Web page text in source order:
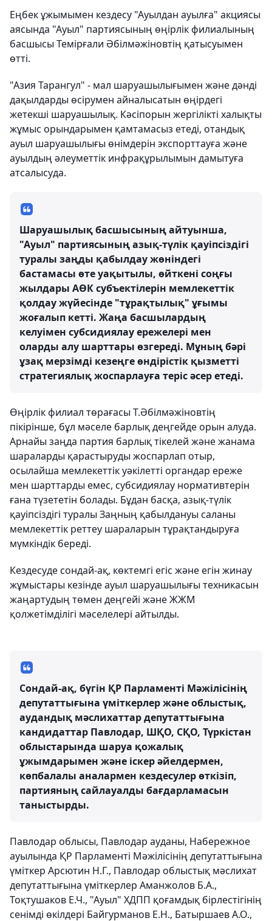
Еңбек ұжымымен кездесу "Ауылдан ауылға" акциясы
аясында "Ауыл" партиясының өңірлік филиалының
басшысы Темірғали Әбілмәжіновтің қатысуымен
өтті.
"Азия Тарангул" - мал шаруашылығымен және дәнді
дақылдарды өсірумен айналысатын өңірдегі
жетекші шаруашылық. Кәсіпорын жергілікті халықты
жұмыс орындарымен қамтамасыз етеді, отандық
ауыл шаруашылығы өнімдерін экспорттауға және
ауылдың әлеуметтік инфрақұрылымын дамытуға
атсалысуда.
Шаруашылық басшысының айтуынша,
"Ауыл" партиясының азық-түлік қауіпсіздігі
туралы заңды қабылдау жөніндегі
бастамасы өте уақытылы, өйткені соңғы
жылдары АӨК субъектілерін мемлекеттік
қолдау жүйесінде "тұрақтылық" ұғымы
жоғалып кетті. Жаңа басшылардың
келуімен субсидиялау ережелері мен
оларды алу шарттары өзгереді. Мұның бәрі
ұзақ мерзімді кезеңге өндірістік қызметті
стратегиялық жоспарлауға теріс әсер етеді.
Өңірлік филиал төрағасы Т.Әбілмәжіновтің
пікірінше, бұл мәселе барлық деңгейде орын алуда.
Арнайы заңда партия барлық тікелей және жанама
шараларды қарастыруды жоспарлап отыр,
осылайша мемлекеттік уәкілетті органдар ереже
мен шарттарды емес, субсидиялау нормативтерін
ғана түзететін болады. Бұдан басқа, азық-түлік
қауіпсіздігі туралы Заңның қабылдануы саланы
мемлекеттік реттеу шараларын тұрақтандыруға
мүмкіндік береді.
Кездесуде сондай-ақ, көктемгі егіс және егін жинау
жұмыстары кезінде ауыл шаруашылығы техникасын
жаңартудың төмен деңгейі және ЖЖМ
қолжетімділігі мәселелері айтылды.
Сондай-ақ, бүгін ҚР Парламенті Мәжілісінің
депутаттығына үміткерлер және облыстық,
аудандық мәслихаттар депутаттығына
кандидаттар Павлодар, ШҚО, СҚО, Түркістан
облыстарында шаруа қожалық
ұжымдарымен және іскер әйелдермен,
көпбалалы аналармен кездесулер өткізіп,
партияның сайлауалды бағдарламасын
таныстырды.
Павлодар облысы, Павлодар ауданы, Набережное
ауылында ҚР Парламенті Мәжілісінің депутаттығына
үміткер Арсютин Н.Г., Павлодар облыстық мәслихат
депутаттығына үміткерлер Аманжолов Б.А.,
Тоқтушаков Е.Ч., "Ауыл" ХДПП қоғамдық бірлестігінің
сенімді өкілдері Байгурманов Е.Н., Батыршаев А.О.,